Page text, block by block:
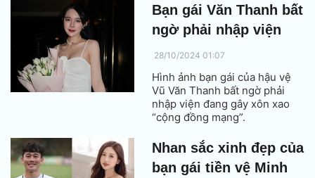
Bạn gái Văn Thanh bất
ngờ phải nhập viện
28/10/2024 01:07
Hình ảnh bạn gái của hậu vệ
Vũ Văn Thanh bất ngờ phải
nhập viện đang gây xôn xao
“cộng đồng mạng”.
Nhan sắc xinh đẹp của
bạn gái tiền vệ Minh